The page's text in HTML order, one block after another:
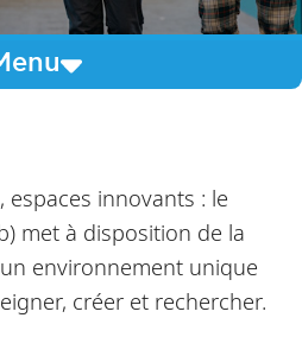
espaces innovants : le
met à disposition de la
environnement unique
créer et rechercher.